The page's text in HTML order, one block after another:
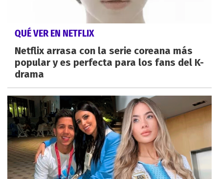
QUÉ VER EN NETFLIX
Netflix arrasa con la serie coreana más
popular y es perfecta para los fans del K-
drama